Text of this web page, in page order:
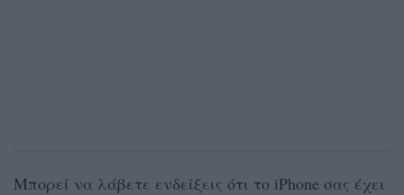
Μπορεί να λάβετε ενδείξεις ότι το iPhone σας έχει